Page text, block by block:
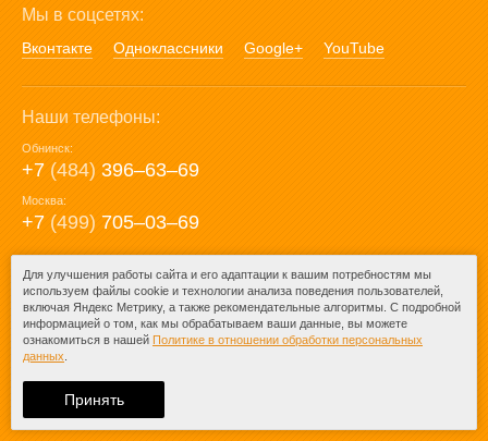
Мы в соцсетях:
Вконтакте Одноклассники Google+ YouTube
Наши телефоны:
Обнинск:
+7 (484) 396‒63‒69
Москва:
+7 (499) 705‒03‒69
E-mail:
mail@posuda40.ru
При любом копировании информации
ссылка на
Для улучшения работы сайта и его адаптации к вашим потребностям мы
используем файлы cookie и технологии анализа поведения пользователей,
включая Яндекс Метрику, а также рекомендательные алгоритмы. С подробной
информацией о том, как мы обрабатываем ваши данные, вы можете
ознакомиться в нашей Политике в отношении обработки персональных
данных
Принять